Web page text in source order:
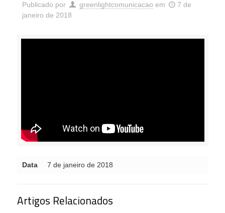
Publicado por greenlightcomunicacao em
7 de
janeiro de 2018
Data 7 de janeiro de 2018
Artigos Relacionados